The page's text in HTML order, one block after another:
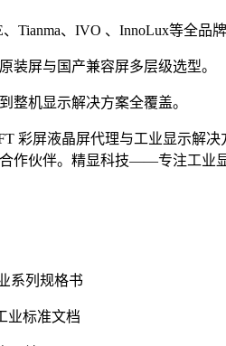
Tianma、IVO 、InnoLux等全品牌
装屏与国产兼容屏多层级选型。
整机显示解决方案全覆盖。
彩屏液晶屏代理与工业显示解
作伙伴。精显科技——专注工业
系列规格书
业标准文档